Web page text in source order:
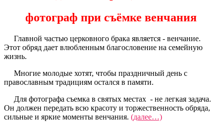
фотограф при съёмке венчания
Главной частью церковного брака является - венчание.
Этот обряд дает влюбленным благословение на семейную
жизнь.
Многие молодые хотят, чтобы праздничный день с
православным традициям остался в памяти.
Для фотографа съемка в святых местах - не легкая задача.
Он должен передать всю красоту и торжественность обряда,
сильные и яркие моменты венчания. (далее…)